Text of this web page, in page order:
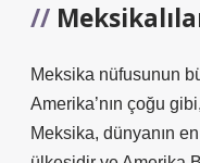
Meksika nüfusunun
Amerika’nın çoğu
Meksika, dünyanın